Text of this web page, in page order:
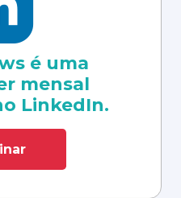
é uma
mensal
LinkedIn.